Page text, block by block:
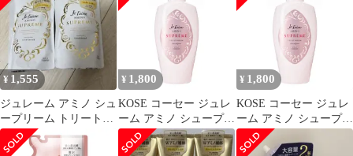
¥ 1,555
ジュレーム アミノ シュ
ープリーム トリートメ
ント 詰替 350ml✕2袋
¥ 1,800
KOSE コーセー ジュレ
ーム アミノ シュープリ
ーム シャンプー (ベル
ベットメロウ) しっと
¥ 1,800
KOSE コーセー ジュレ
ーム アミノ シュープリ
ーム シャンプー (ベル
ベットメロウ) しっと